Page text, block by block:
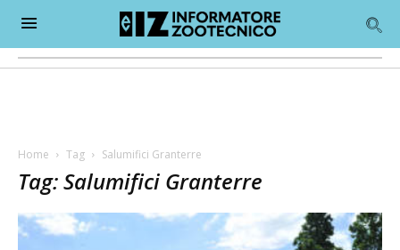
Home Tag Salumifici Granterre
Tag: Salumifici Granterre